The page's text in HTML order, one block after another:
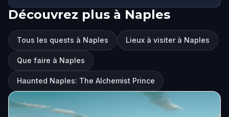
Découvrez plus à Naples
Tous les quests à Naples Lieux à visiter à Naples
Que faire à Naples
Haunted Naples: The Alchemist Prince